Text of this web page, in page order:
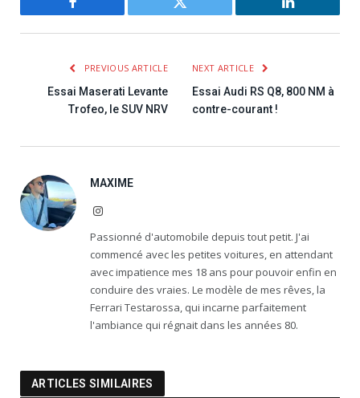
Facebook Twitter LinkedIn
PREVIOUS ARTICLE
Essai Maserati Levante
Trofeo, le SUV NRV
NEXT ARTICLE
Essai Audi RS Q8, 800 NM à
contre-courant !
MAXIME
Instagram
Passionné d'automobile depuis tout petit. J'ai
commencé avec les petites voitures, en attendant
avec impatience mes 18 ans pour pouvoir enfin en
conduire des vraies. Le modèle de mes rêves, la
Ferrari Testarossa, qui incarne parfaitement
l'ambiance qui régnait dans les années 80.
ARTICLES SIMILAIRES